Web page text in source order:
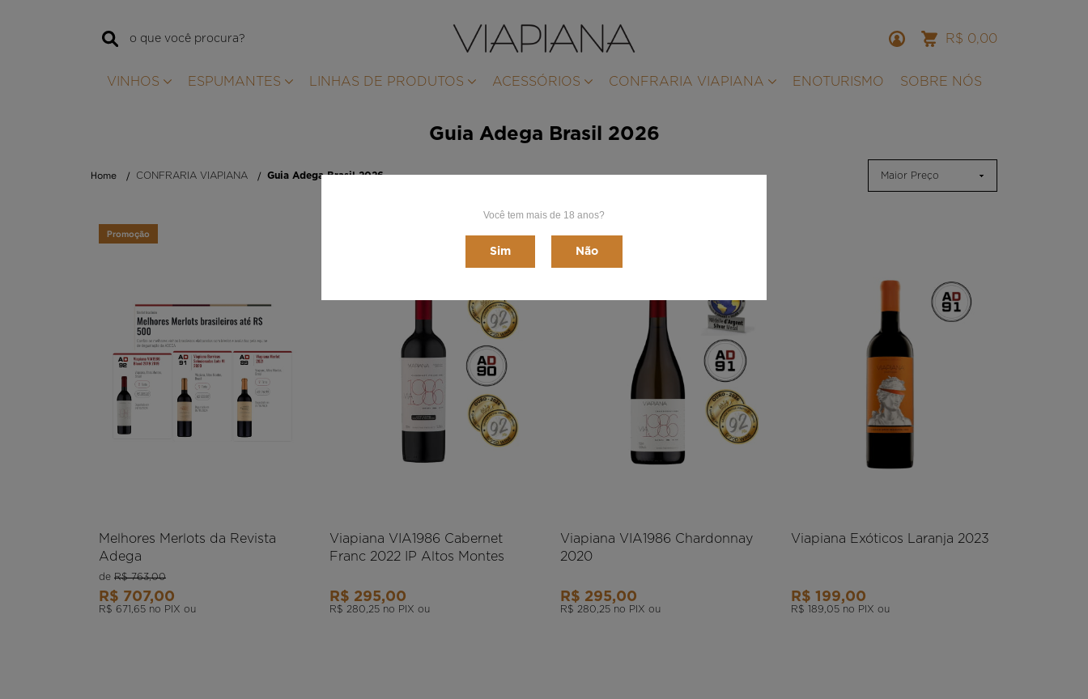
R$ 0,00
VINHOS ESPUMANTES LINHAS DE PRODUTOS ACESSÓRIOS CONFRARIA VIAPIANA ENOTURISMO SOBRE NÓS
Guia Adega Brasil 2026
Home CONFRARIA VIAPIANA Guia Adega Brasil 2026 Maior Preço
Promoção
Melhores Merlots da Revista
Adega
de R$ 763,00
R$ 707,00
R$ 671,65 no PIX ou
Viapiana VIA1986 Cabernet
Franc 2022 IP Altos Montes
R$ 295,00
R$ 280,25 no PIX ou
Viapiana VIA1986 Chardonnay
2020
R$ 295,00
R$ 280,25 no PIX ou
Viapiana Exóticos Laranja 2023
R$ 199,00
R$ 189,05 no PIX ou
Você tem mais de 18 anos?
Sim Não